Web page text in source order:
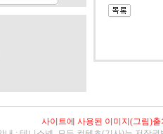
사이트에 사용된 이미지(그림)출